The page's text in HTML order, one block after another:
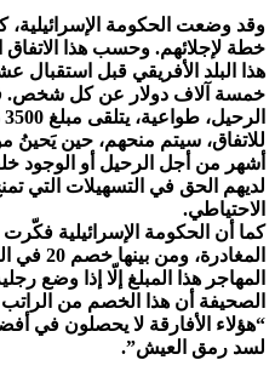
وقد وضعت الحكومة الإسرائيلية،
خطة لإجلائهم. وحسب هذا الاتفاق
هذا البلد الأفريقي قبل استقبال
خمسة آلاف دولار عن كل شخص.
للاتفاق، سيتم منحهم، حين يَحينُ
أشهر من أجل الرحيل أو الوجود
لديهم الحق في التسهيلات التي
الاحتياطي.
كما أن الحكومة الإسرائيلية
المهاجر هذا المبلغ إلّا إذا وضع
الصحيفة أن هذا الخصم من
“هؤلاء الأفارقة لا يحصلون في
لسد رمق العيش”.